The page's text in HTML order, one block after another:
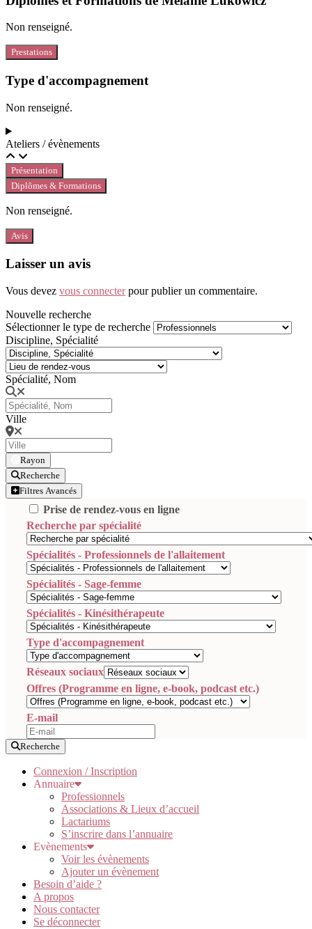
Non renseigné.
Prestations
Type d'accompagnement
Non renseigné.
Ateliers / évènements
Présentation
Diplômes & Formations
Non renseigné.
Avis
Laisser un avis
Vous devez vous connecterpour publier un commentaire.
Nouvelle recherche
Sélectionner le type de recherche
Discipline, Spécialité
Spécialité, Nom
Ville
Rayon
Recherche
Filtres Avancés
Prise de rendez-vous en ligne
Recherche par spécialité
Spécialités - Professionnels de l'allaitement
Spécialités - Sage-femme
Spécialités - Kinésithérapeute
Type d'accompagnement
Réseaux sociaux
Offres (Programme en ligne, e-book, podcast etc.)
E-mail
Recherche
Connexion / Inscription
Annuaire
Professionnels
Associations & Lieux d’accueil
Lactariums
S’inscrire dans l’annuaire
Evènements
Voir les évènements
Ajouter un évènement
Besoin d’aide ?
A propos
Nous contacter
Se déconnecter